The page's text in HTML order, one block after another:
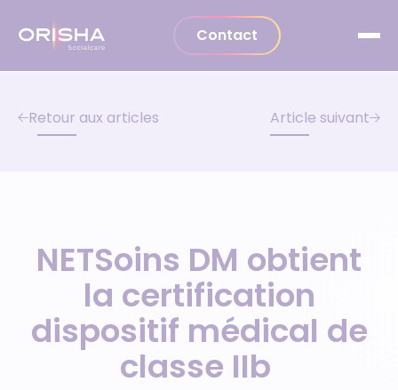
Contact
Retour aux articles Article suivant
NETSoins DM obtient
la certification
dispositif médical de
classe IIb